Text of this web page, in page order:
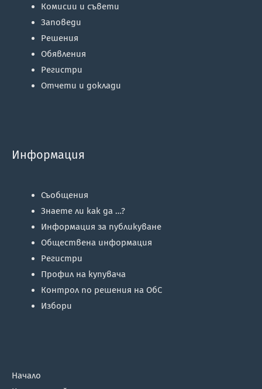
Комисии и съвети
Заповеди
Решения
Обявления
Регистри
Отчети и доклади
Информация
Съобщения
Знаете ли как да …?
Информация за публикуване
Обществена информация
Регистри
Профил на купувача
Контрол по решения на ОбС
Избори
Начало